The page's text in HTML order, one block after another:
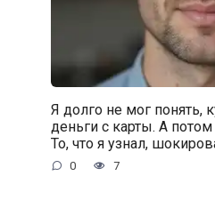
Я долго не мог понять,
деньги с карты. А
То, что я узнал,
0 7